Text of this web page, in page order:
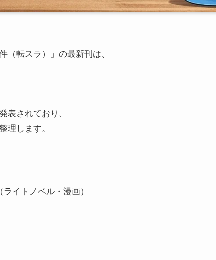
（転スラ）」の最新刊は、
表されており、
理します。
イトノベル・漫画）